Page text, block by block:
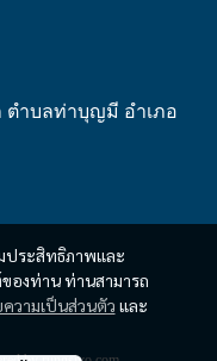
ประสิทธิภาพและ
องท่าน ท่านสามารถ
วามเป็นส่วนตัว และ
ตำบลท่าบุญมี อำเภอ